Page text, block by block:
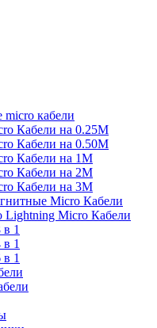
micro кабели
Кабели на 0.25М
Кабели на 0.50М
Кабели на 1М
Кабели на 2М
Кабели на 3М
Micro Кабели
Lightning Micro Кабели
1
1
1